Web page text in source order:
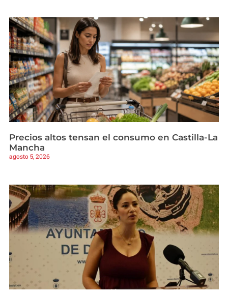
Precios altos tensan el consumo en Castilla-La
Mancha
agosto 5, 2026